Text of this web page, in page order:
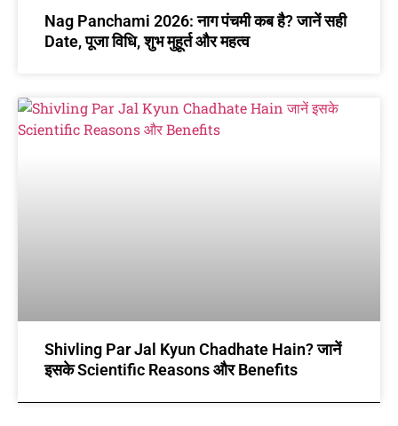
Nag Panchami 2026: नाग पंचमी कब है? जानें सही
Date, पूजा विधि, शुभ मुहूर्त और महत्व
Shivling Par Jal Kyun Chadhate Hain? जानें
इसके Scientific Reasons और Benefits